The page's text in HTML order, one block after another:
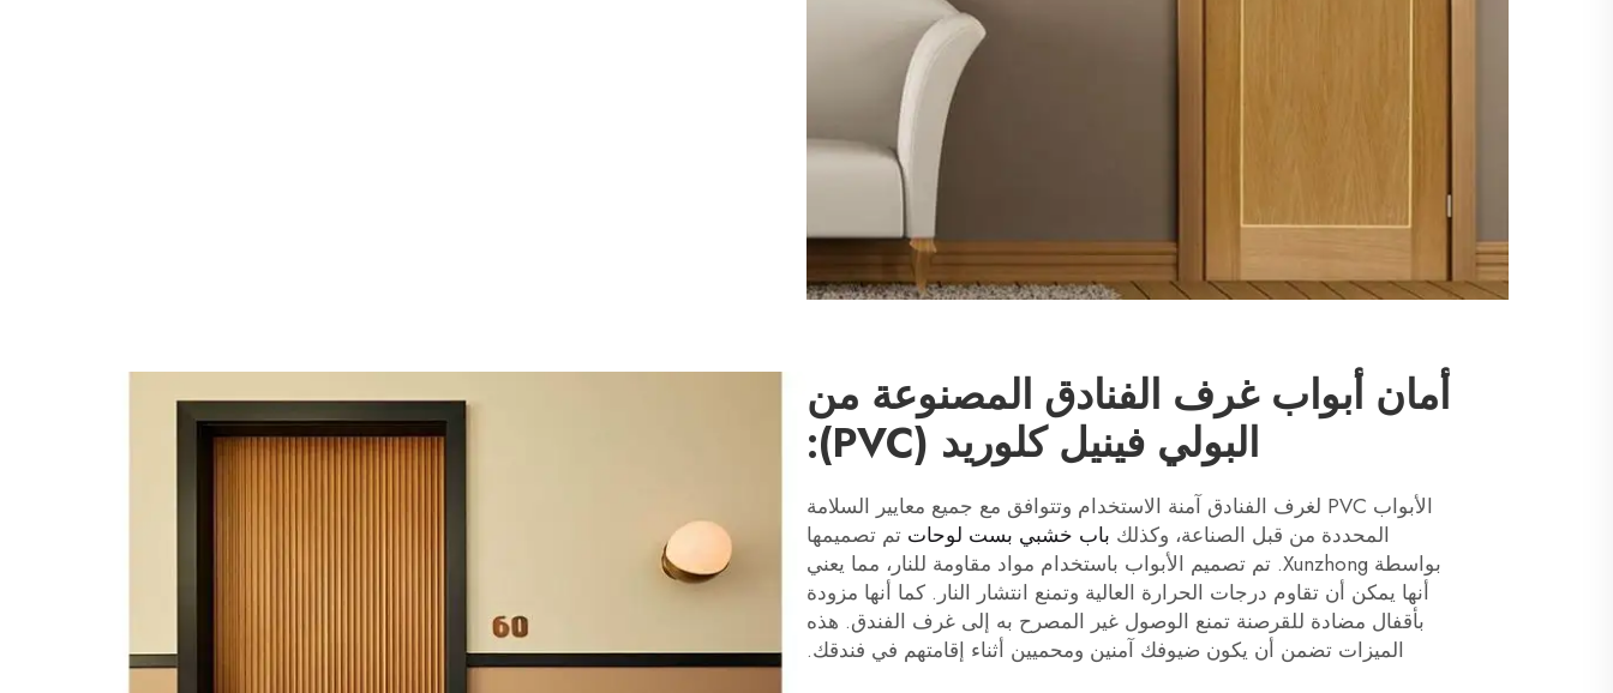
أمان أبواب غرف الفنادق المصنوعة من
البولي فينيل كلوريد (PVC):
الأبواب PVC لغرف الفنادق آمنة الاستخدام وتتوافق مع جميع معايير السلامة
المحددة من قبل الصناعة، وكذلك باب خشبي بست لوحات تم تصميمها
بواسطة Xunzhong. تم تصميم الأبواب باستخدام مواد مقاومة للنار، مما يعني
أنها يمكن أن تقاوم درجات الحرارة العالية وتمنع انتشار النار. كما أنها مزودة
بأقفال مضادة للقرصنة تمنع الوصول غير المصرح به إلى غرف الفندق. هذه
الميزات تضمن أن يكون ضيوفك آمنين ومحميين أثناء إقامتهم في فندقك.